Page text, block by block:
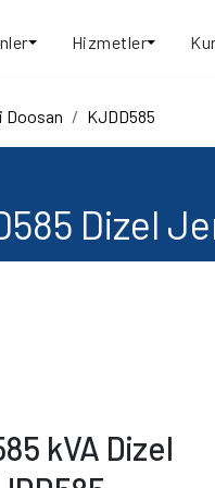
Hizmetler
Doosan KJDD585
Dizel
kVA Dizel